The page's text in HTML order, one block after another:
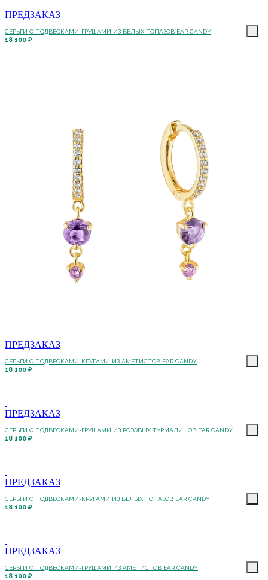
ПРЕДЗАКАЗ
СЕРЬГИ С ПОДВЕСКАМИ-ГРУШАМИ ИЗ БЕЛЫХ ТОПАЗОВ EAR CANDY
18 100 ₽
ПРЕДЗАКАЗ
СЕРЬГИ С ПОДВЕСКАМИ-КРУГАМИ ИЗ АМЕТИСТОВ EAR CANDY
18 100 ₽
ПРЕДЗАКАЗ
СЕРЬГИ С ПОДВЕСКАМИ-ГРУШАМИ ИЗ РОЗОВЫХ ТУРМАЛИНОВ EAR CANDY
18 100 ₽
ПРЕДЗАКАЗ
СЕРЬГИ С ПОДВЕСКАМИ-КРУГАМИ ИЗ БЕЛЫХ ТОПАЗОВ EAR CANDY
18 100 ₽
ПРЕДЗАКАЗ
СЕРЬГИ С ПОДВЕСКАМИ-ГРУШАМИ ИЗ АМЕТИСТОВ EAR CANDY
18 100 ₽